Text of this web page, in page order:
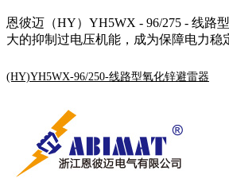
恩彼迈（HY）YH5WX - 96/275 - 线路
大的抑制过电压机能，成为保障电力稳
(HY)YH5WX-96/250-线路型氧化锌避雷器